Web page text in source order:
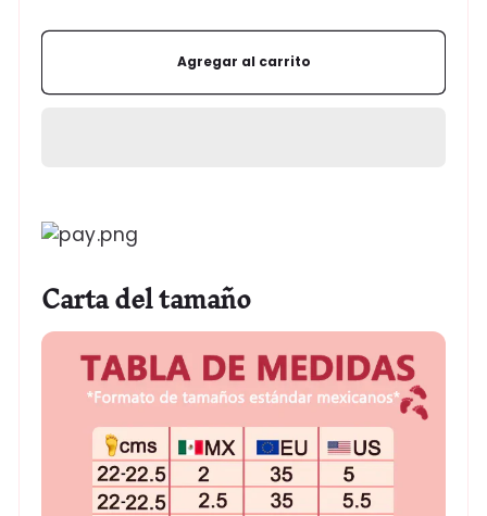
de
pez
de
de
pez
de
Agregar al carrito
Formas
de
Carta del tamaño